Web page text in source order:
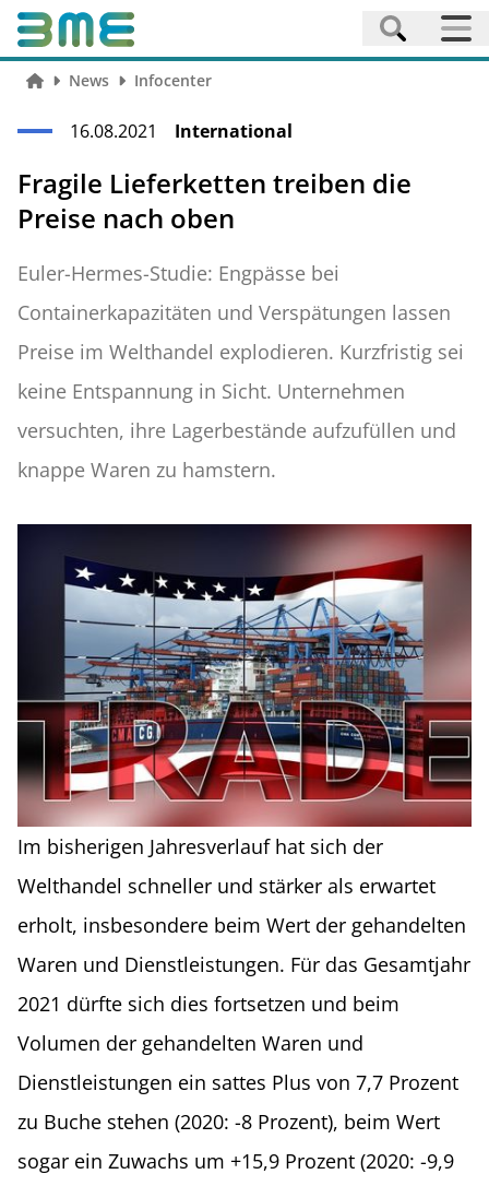
News Infocenter
16.08.2021 International
Fragile Lieferketten treiben die
Preise nach oben
Euler-Hermes-Studie: Engpässe bei
Containerkapazitäten und Verspätungen lassen
Preise im Welthandel explodieren. Kurzfristig sei
keine Entspannung in Sicht. Unternehmen
versuchten, ihre Lagerbestände aufzufüllen und
knappe Waren zu hamstern.
Im bisherigen Jahresverlauf hat sich der
Welthandel schneller und stärker als erwartet
erholt, insbesondere beim Wert der gehandelten
Waren und Dienstleistungen. Für das Gesamtjahr
2021 dürfte sich dies fortsetzen und beim
Volumen der gehandelten Waren und
Dienstleistungen ein sattes Plus von 7,7 Prozent
zu Buche stehen (2020: -8 Prozent), beim Wert
sogar ein Zuwachs um +15,9 Prozent (2020: -9,9